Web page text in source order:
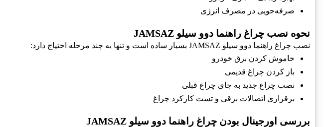
صرفه‌جویی در مصرف انرژی
نحوه نصب چراغ راهنما دوو سیلو JAMSAZ
نصب چراغ راهنما دوو سیلو JAMSAZ بسیار ساده است و تنها به چند مرحله احتیاج دارد:
خاموش کردن برق خودرو
باز کردن چراغ قدیمی
نصب چراغ جدید به جای چراغ قبلی
برقراری اتصالات برقی و تست کارکرد چراغ
بررسی اورجینال بودن چراغ راهنما دوو سیلو JAMSAZ